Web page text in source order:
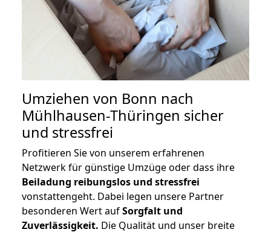
Umziehen von Bonn nach
Mühlhausen-Thüringen sicher
und stressfrei
Profitieren Sie von unserem erfahrenen
Netzwerk für günstige Umzüge oder dass ihre
Beiladung reibungslos und stressfrei
vonstattengeht. Dabei legen unsere Partner
besonderen Wert aufSorgfalt und
Zuverlässigkeit. Die Qualität und unser breite